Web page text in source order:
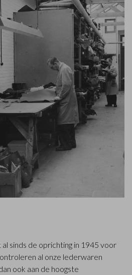
sinds de oprichting in 1945 voor
al onze lederwaren
ook aan de hoogste